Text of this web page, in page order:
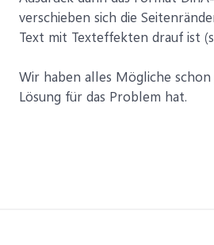
verschieben sich die
Text mit Texteffekten drauf ist
Wir haben alles Mögliche
Lösung für das Problem hat.